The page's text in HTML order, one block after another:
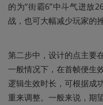
的为“街霸6”中斗气迸放
战，也可大幅减少玩家的挫
第二步中，设计的点主要
一般情况下，在首帧便生
逻辑生效时长，可根据成
重来调整。一般来说，期